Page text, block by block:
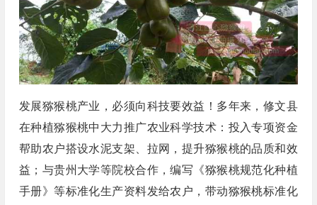
发展猕猴桃产业，必须向科技要效益！多年来，修文县
在种植猕猴桃中大力推广农业科学技术：投入专项资金
帮助农户搭设水泥支架、拉网，提升猕猴桃的品质和效
益；与贵州大学等院校合作，编写《猕猴桃规范化种植
手册》等标准化生产资料发给农户，带动猕猴桃标准化